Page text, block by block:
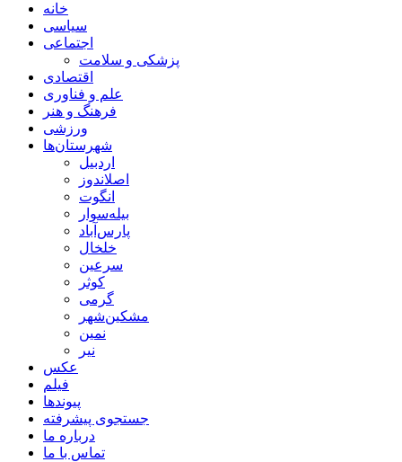
خانه
سیاسی
اجتماعی
پزشکی و سلامت
اقتصادی
علم و فناوری
فرهنگ و هنر
ورزشی
شهرستان‌ها
اردبیل
اصلاندوز
انگوت
بیله‌سوار
پارس‌آباد
خلخال
سرعین
کوثر
گرمی
مشکین‌شهر
نمین
نیر
عکس
فیلم
پیوندها
جستجوی پیشرفته
درباره ما
تماس با ما